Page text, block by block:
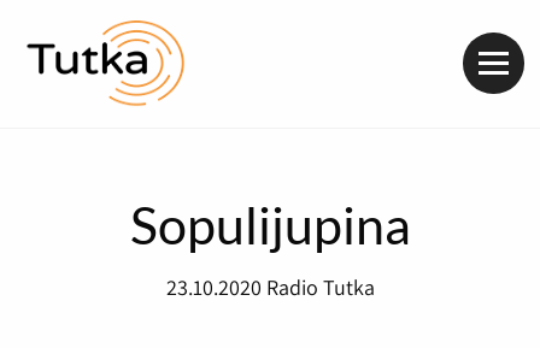
Sopulijupina
23.10.2020 Radio Tutka